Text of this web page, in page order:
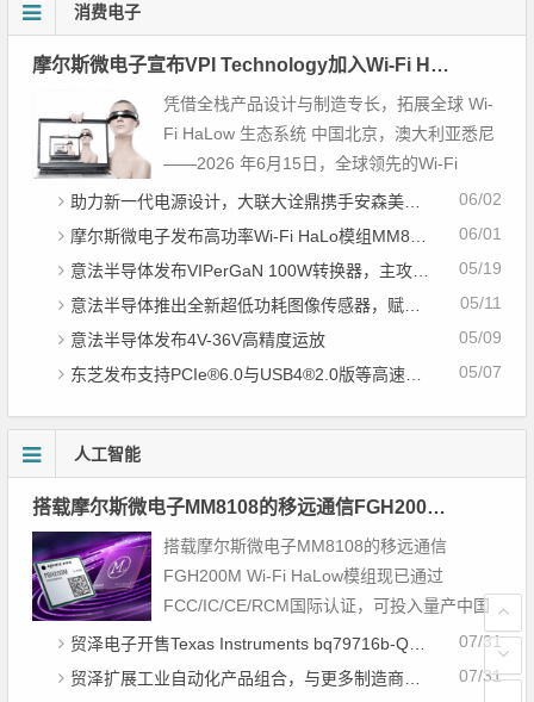
消费电子
摩尔斯微电子宣布VPI Technology加入Wi-Fi HaLow设计合作伙伴计划
凭借全栈产品设计与制造专长，拓展全球 Wi-
Fi HaLow 生态系统 中国北京，澳大利亚悉尼
——2026 年6月15日，全球领先的Wi-Fi
HaLow芯片供应商摩尔斯微电子今日宣布，
06/02
助力新一代电源设计，大联大诠鼎携手安森美详解高整合快速开发电源平台
06/01
摩尔斯微电子发布高功率Wi-Fi HaLo模组MM8108-M20，加速远距离物联网规模化应用
05/19
意法半导体发布VIPerGaN 100W转换器，主攻注重能效的家电市场
05/11
意法半导体推出全新超低功耗图像传感器，赋能新一代消费电子产品全天候视觉感知能力
05/09
意法半导体发布4V-36V高精度运放
05/07
东芝发布支持PCIe®6.0与USB4®2.0版等高速差分信号的2:1多路复用器／1:2解复用器开关
人工智能
搭载摩尔斯微电子MM8108的移远通信FGH200M Wi-Fi HaLow模组 现已通过四项国际认证 可投入量产
搭载摩尔斯微电子MM8108的移远通信
FGH200M Wi-Fi HaLow模组现已通过
FCC/IC/CE/RCM国际认证，可投入量产中国
北京，澳大利亚悉尼——2026年8月4日——
07/31
贸泽电子开售Texas Instruments bq79716b-Q1汽车级16节电池监测器，可精确估算电动汽车续航里程
07/31
贸泽扩展工业自动化产品组合，与更多制造商合作以支持新一代系统